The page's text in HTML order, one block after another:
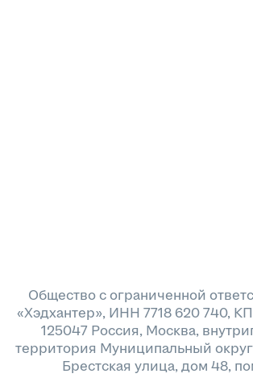
Общество с ограниченной
«Хэдхантер», ИНН 7718 620 740,
125047 Россия, Москва,
территория Муниципальный округ
Брестская улица, дом 48,